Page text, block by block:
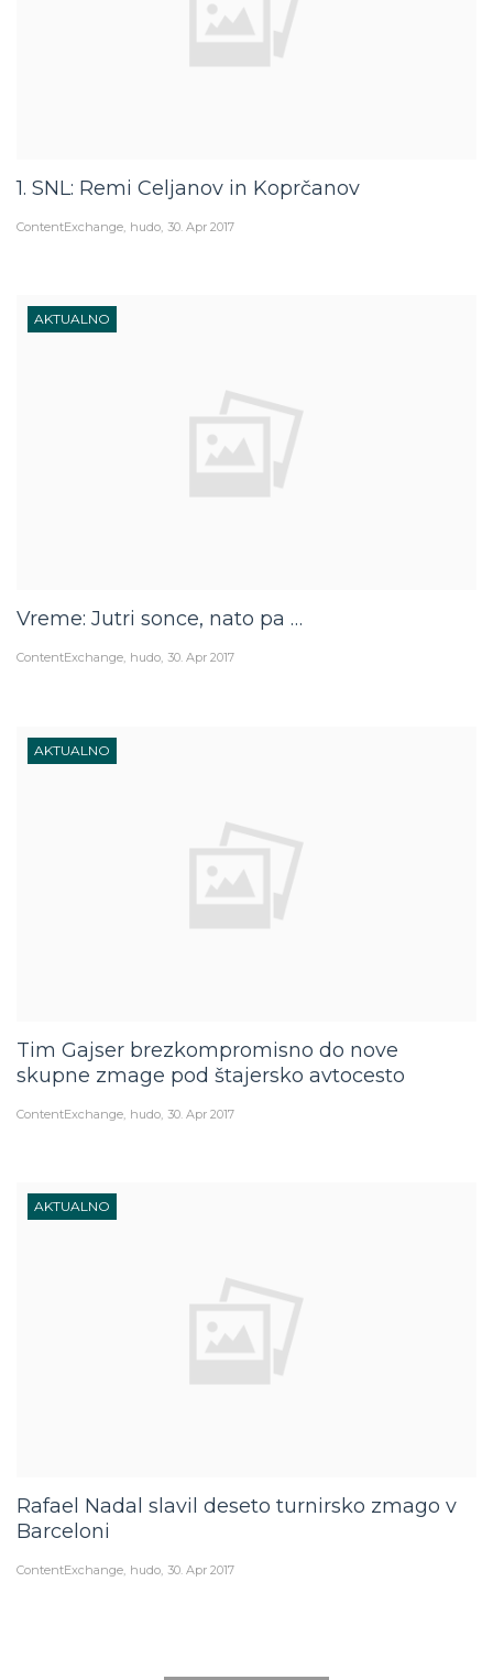
1. SNL: Remi Celjanov in Koprčanov
ContentExchange hudo 30. Apr 2017
AKTUALNO
Vreme: Jutri sonce, nato pa …
ContentExchange hudo 30. Apr 2017
AKTUALNO
Tim Gajser brezkompromisno do nove
skupne zmage pod štajersko avtocesto
ContentExchange hudo 30. Apr 2017
AKTUALNO
Rafael Nadal slavil deseto turnirsko zmago v
Barceloni
ContentExchange hudo 30. Apr 2017